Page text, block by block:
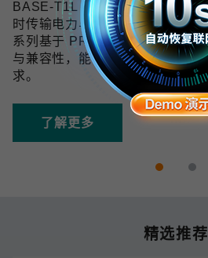
BASE-T1L 技术可在 10 Mbps
时传输电力与数据，传输距离最
系列基于 PROFINET 协议开发
与兼容性，能够满足未来数字化
求。
了解更多
精选推荐